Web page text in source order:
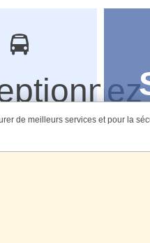
de meilleurs services et pour la